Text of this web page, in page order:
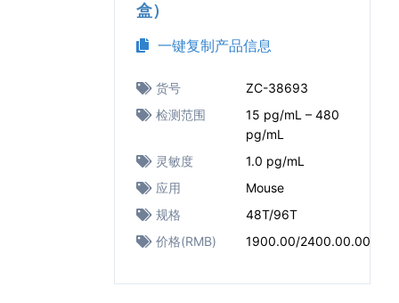
盒）
一键复制产品信息
货号
ZC-38693
检测范围
15 pg/mL – 480
pg/mL
灵敏度
1.0 pg/mL
应用
Mouse
规格
48T/96T
价格(RMB)
1900.00/2400.00.00